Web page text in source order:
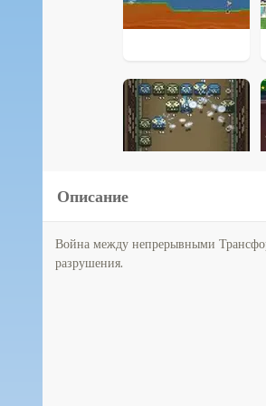
Описание
Война между непрерывными
разрушения.